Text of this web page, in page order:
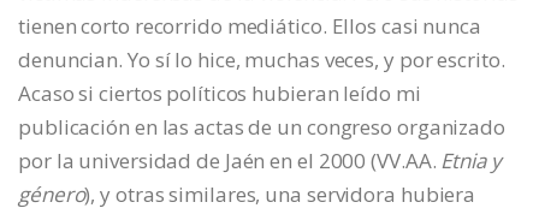
tienen corto recorrido mediático. Ellos casi nunca
denuncian. Yo sí lo hice, muchas veces, y por escrito.
Acaso si ciertos políticos hubieran leído mi
publicación en las actas de un congreso organizado
por la universidad de Jaén en el 2000 (VV.AA. Etnia y
género), y otras similares, una servidora hubiera